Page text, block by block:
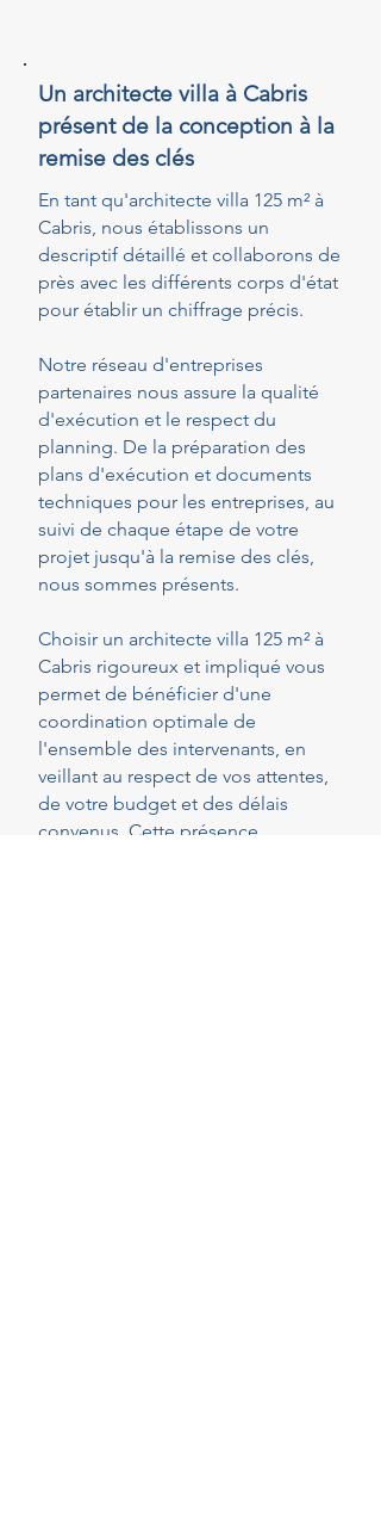
Un architecte villa à Cabris
présent de la conception à la
remise des clés
En tant qu'architecte villa 125 m² à
Cabris, nous établissons un
descriptif détaillé et collaborons de
près avec les différents corps d'état
pour établir un chiffrage précis.
Notre réseau d'entreprises
partenaires nous assure la qualité
d'exécution et le respect du
planning. De la préparation des
plans d'exécution et documents
techniques pour les entreprises, au
suivi de chaque étape de votre
projet jusqu'à la remise des clés,
nous sommes présents.
Choisir un architecte villa 125 m² à
Cabris rigoureux et impliqué vous
permet de bénéficier d'une
coordination optimale de
l'ensemble des intervenants, en
veillant au respect de vos attentes,
de votre budget et des délais
convenus. Cette présence